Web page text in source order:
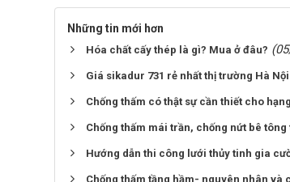
Những tin mới hơn
Hóa chất cấy thép là gì? Mua ở đâu?
Giá sikadur 731 rẻ nhất thị trường Hà Nội
Chống thấm có thật sự cần thiết cho
Chống thấm mái trần, chống nứt bê
Hướng dẫn thi công lưới thủy tinh gia
Chống thấm tầng hầm- nguyên nhân